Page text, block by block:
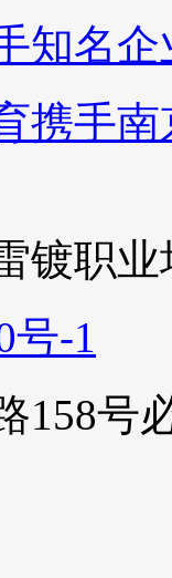
知名
携手
镀职
号-1
158号